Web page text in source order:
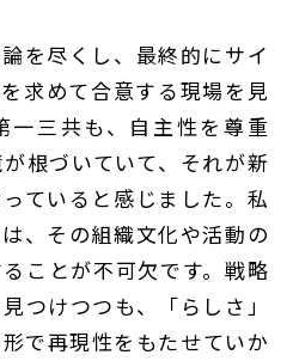
を尽くし、最終的にサイ
求めて合意する現場を見
一三共も、自主性を尊重
根づいていて、それが新
ていると感じました。私
、その組織文化や活動の
ことが不可欠です。戦略
つけつつも、「らしさ」
で再現性をもたせていか